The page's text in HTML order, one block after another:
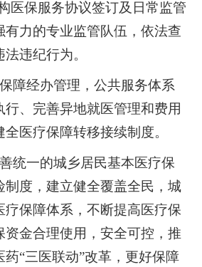
医保服务协议签订及日常监管
有力的专业监管队伍，依法查
违纪行为。
障经办管理，公共服务体系
、完善异地就医管理和费用
医疗保障转移接续制度。
统一的城乡居民基本医疗保
制度，建立健全覆盖全民，城
疗保障体系，不断提高医疗保
资金合理使用，安全可控，推
“三医联动”改革，更好保障